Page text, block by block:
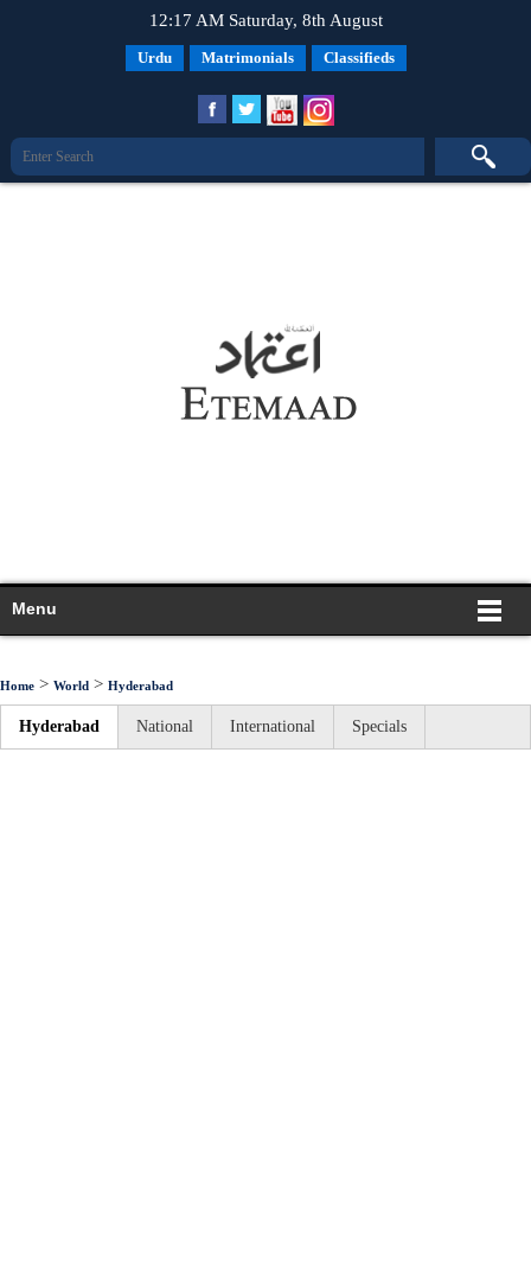
12:17 AM Saturday, 8th August
Urdu Matrimonials Classifieds
Menu
Home > World > Hyderabad
Hyderabad National International Specials